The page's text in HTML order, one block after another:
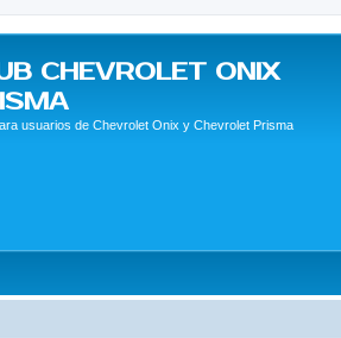
CHEVROLET ONIX
usuarios de Chevrolet Onix y Chevrolet Prisma